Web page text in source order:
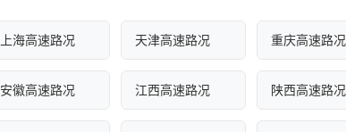
上海高速路况 天津高速路况 重庆高速路况
安徽高速路况 江西高速路况 陕西高速路况